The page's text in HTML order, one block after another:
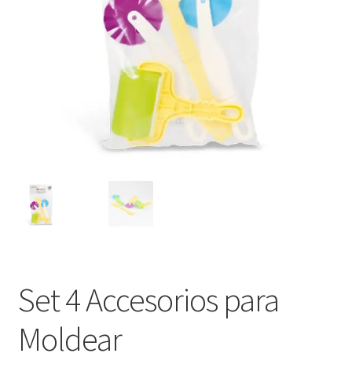
Set 4 Accesorios para
Moldear